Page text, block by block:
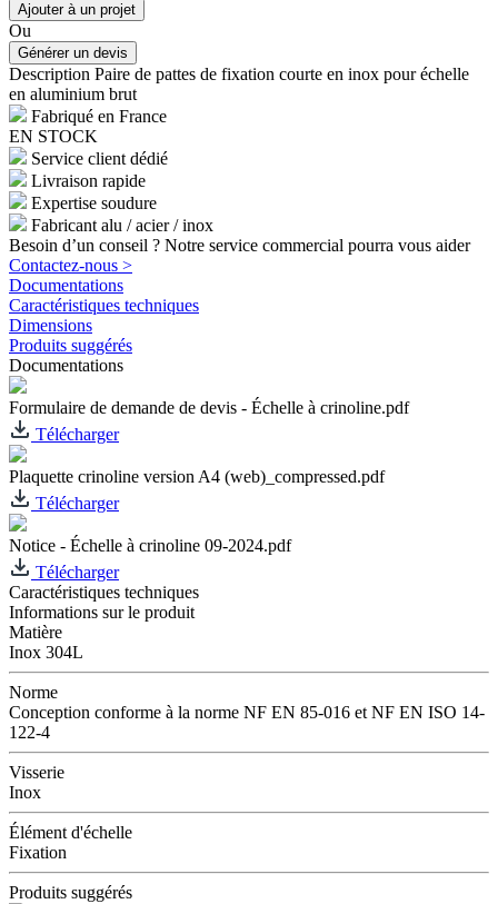
Ou
Description Paire de pattes de fixation courte en inox pour échelle
en aluminium brut
Fabriqué en France
EN STOCK
Service client dédié
Livraison rapide
Expertise soudure
Fabricant alu / acier / inox
Besoin d’un conseil ? Notre service commercial pourra vous aider
Contactez-nous >
Documentations
Caractéristiques techniques
Dimensions
Produits suggérés
Documentations
Formulaire de demande de devis - Échelle à crinoline.pdf
Télécharger
Plaquette crinoline version A4 (web)_compressed.pdf
Télécharger
Notice - Échelle à crinoline 09-2024.pdf
Télécharger
Caractéristiques techniques
Informations sur le produit
Matière
Inox 304L
Norme
Conception conforme à la norme NF EN 85-016 et NF EN ISO 14-
122-4
Visserie
Inox
Élément d'échelle
Fixation
Produits suggérés